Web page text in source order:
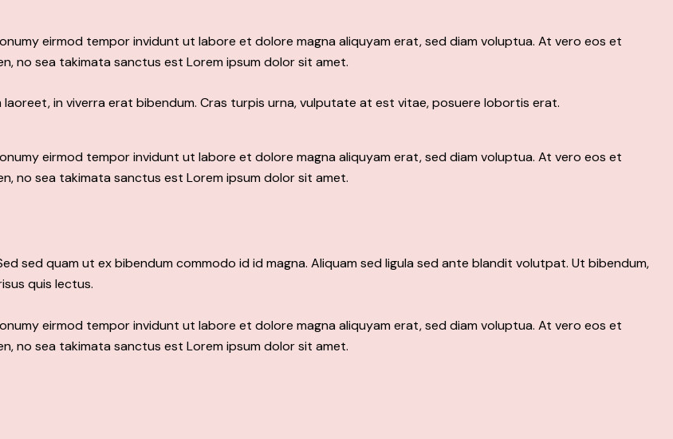
eirmod tempor invidunt ut labore et dolore magna aliquyam erat, sed diam voluptua. At vero eos et
no sea takimata sanctus est Lorem ipsum dolor sit amet.
in viverra erat bibendum. Cras turpis urna, vulputate at est vitae, posuere lobortis erat.
eirmod tempor invidunt ut labore et dolore magna aliquyam erat, sed diam voluptua. At vero eos et
no sea takimata sanctus est Lorem ipsum dolor sit amet.
sed quam ut ex bibendum commodo id id magna. Aliquam sed ligula sed ante blandit volutpat. Ut bibendum,
quis lectus.
eirmod tempor invidunt ut labore et dolore magna aliquyam erat, sed diam voluptua. At vero eos et
no sea takimata sanctus est Lorem ipsum dolor sit amet.